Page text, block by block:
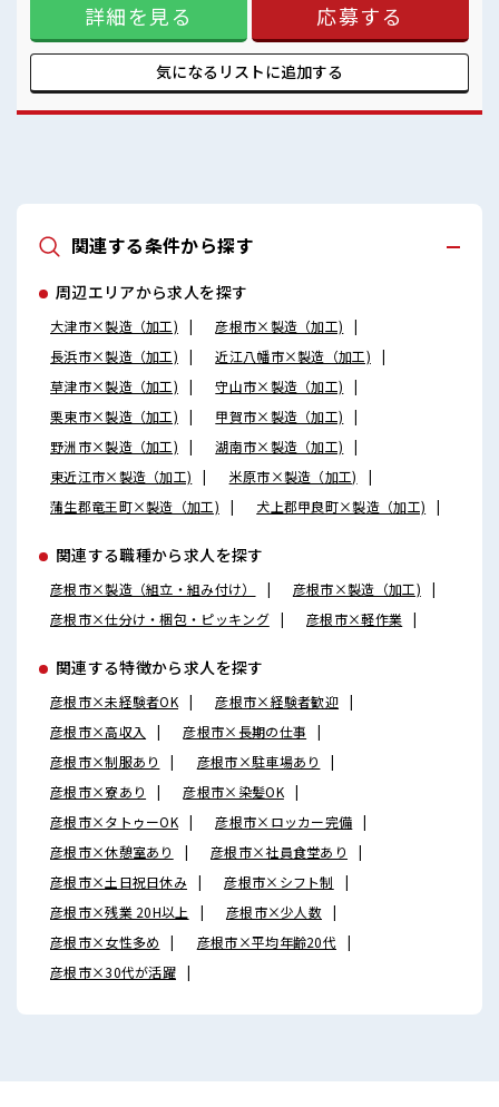
残業が多めだからしっかり稼ぎたい方にもオススメ！
ど、 しっかり働く環境が整っています！ イチからスキルUP・
ステップUP目指していきましょう！ ≪自分に向いている仕事
が探せる≫ 困った事などがあれば、 担当がしっかりサポート
します！ ■職場の雰囲気 休憩室でホッと一息リフレッシュ！
職場にはロッカー完備！ 私物の置きすぎには注意が必要です
詳細を見る 応募する
気になるリストに追加する
関連する条件から探す
周辺エリアから求人を探す
大津市×製造（加工)
彦根市×製造（加工)
長浜市×製造（加工)
近江八幡市×製造（加工)
草津市×製造（加工)
守山市×製造（加工)
栗東市×製造（加工)
甲賀市×製造（加工)
野洲市×製造（加工)
湖南市×製造（加工)
東近江市×製造（加工)
米原市×製造（加工)
蒲生郡竜王町×製造（加工)
犬上郡甲良町×製造（加工)
関連する職種から求人を探す
彦根市×製造（組立・組み付け）
彦根市×製造（加工)
彦根市×仕分け・梱包・ピッキング
彦根市×軽作業
関連する特徴から求人を探す
彦根市×未経験者OK
彦根市×経験者歓迎
彦根市×高収入
彦根市×長期の仕事
彦根市×制服あり
彦根市×駐車場あり
彦根市×寮あり
彦根市×染髪OK
彦根市×タトゥーOK
彦根市×ロッカー完備
彦根市×休憩室あり
彦根市×社員食堂あり
彦根市×土日祝日休み
彦根市×シフト制
彦根市×残業 20H以上
彦根市×少人数
彦根市×女性多め
彦根市×平均年齢20代
彦根市×30代が活躍